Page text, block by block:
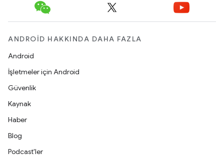
ANDROID HAKKINDA DAHA FAZLA
Android
İşletmeler için Android
Güvenlik
Kaynak
Haber
Blog
Podcast'ler